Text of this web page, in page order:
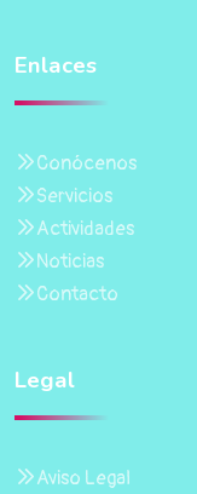
Enlaces
Conócenos
Servicios
Actividades
Noticias
Contacto
Legal
Aviso Legal